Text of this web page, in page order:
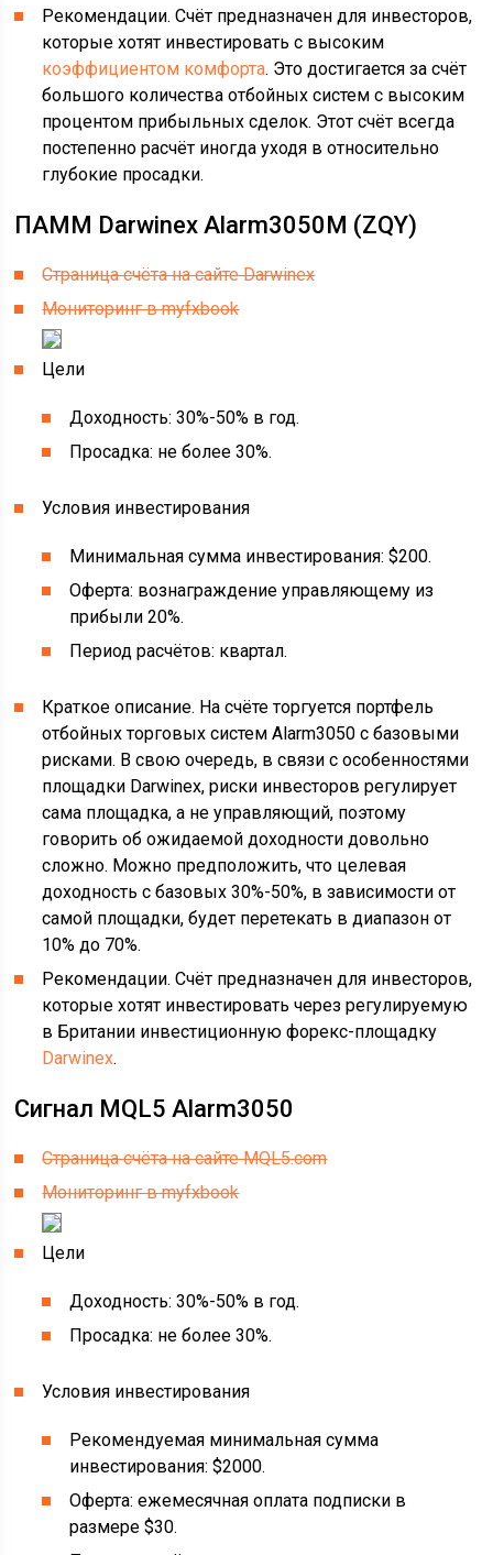
Рекомендации. Счёт предназначен для инвесторов,
которые хотят инвестировать с высоким
коэффициентом комфорта. Это достигается за счёт
большого количества отбойных систем с высоким
процентом прибыльных сделок. Этот счёт всегда
постепенно расчёт иногда уходя в относительно
глубокие просадки.
ПАММ Darwinex Alarm3050M (ZQY)
Страница счёта на сайте Darwinex
Мониторинг в myfxbook
Цели
Доходность: 30%-50% в год.
Просадка: не более 30%.
Условия инвестирования
Минимальная сумма инвестирования: $200.
Оферта: вознаграждение управляющему из
прибыли 20%.
Период расчётов: квартал.
Краткое описание. На счёте торгуется портфель
отбойных торговых систем Alarm3050 с базовыми
рисками. В свою очередь, в связи с особенностями
площадки Darwinex, риски инвесторов регулирует
сама площадка, а не управляющий, поэтому
говорить об ожидаемой доходности довольно
сложно. Можно предположить, что целевая
доходность с базовых 30%-50%, в зависимости от
самой площадки, будет перетекать в диапазон от
10% до 70%.
Рекомендации. Счёт предназначен для инвесторов,
которые хотят инвестировать через регулируемую
в Британии инвестиционную форекс-площадку
Darwinex.
Сигнал MQL5 Alarm3050
Страница счёта на сайте MQL5.com
Мониторинг в myfxbook
Цели
Доходность: 30%-50% в год.
Просадка: не более 30%.
Условия инвестирования
Рекомендуемая минимальная сумма
инвестирования: $2000.
Оферта: ежемесячная оплата подписки в
размере $30.